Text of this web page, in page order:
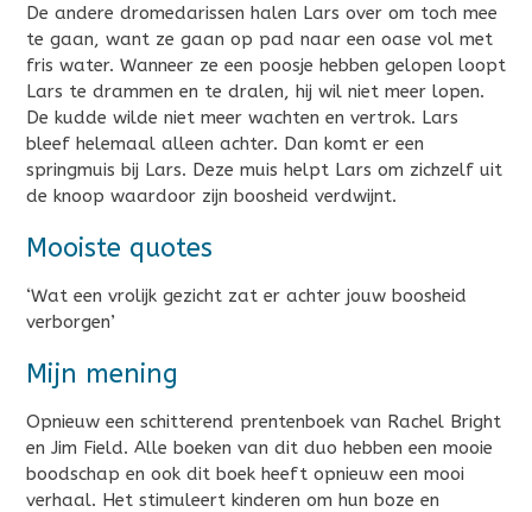
De andere dromedarissen halen Lars over om toch mee
te gaan, want ze gaan op pad naar een oase vol met
fris water. Wanneer ze een poosje hebben gelopen loopt
Lars te drammen en te dralen, hij wil niet meer lopen.
De kudde wilde niet meer wachten en vertrok. Lars
bleef helemaal alleen achter. Dan komt er een
springmuis bij Lars. Deze muis helpt Lars om zichzelf uit
de knoop waardoor zijn boosheid verdwijnt.
Mooiste quotes
‘Wat een vrolijk gezicht zat er achter jouw boosheid
verborgen’
Mijn mening
Opnieuw een schitterend prentenboek van Rachel Bright
en Jim Field. Alle boeken van dit duo hebben een mooie
boodschap en ook dit boek heeft opnieuw een mooi
verhaal. Het stimuleert kinderen om hun boze en